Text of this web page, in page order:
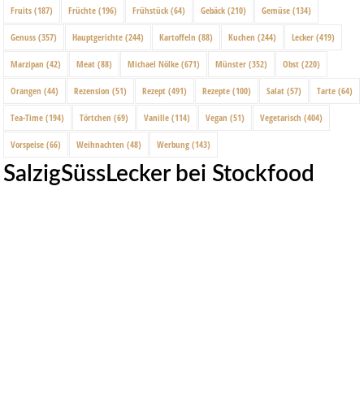
Fruits (187) Früchte (196) Frühstück (64) Gebäck (210) Gemüse (134)
Genuss (357) Hauptgerichte (244) Kartoffeln (88) Kuchen (244) Lecker (419)
Marzipan (42) Meat (88) Michael Nölke (671) Münster (352) Obst (220)
Orangen (44) Rezension (51) Rezept (491) Rezepte (100) Salat (57) Tarte (64)
Tea-Time (194) Törtchen (69) Vanille (114) Vegan (51) Vegetarisch (404)
Vorspeise (66) Weihnachten (48) Werbung (143)
SalzigSüssLecker bei Stockfood